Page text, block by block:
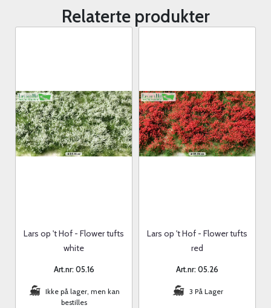
Relaterte produkter
Lars op 't Hof - Flower tufts
white
Art.nr: 05.16
Ikke på lager, men kan
bestilles
Lars op 't Hof - Flower tufts
red
Art.nr: 05.26
3 På Lager